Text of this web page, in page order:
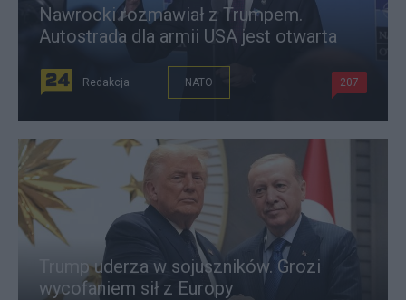
Nawrocki rozmawiał z Trumpem.
Autostrada dla armii USA jest otwarta
Redakcja NATO 207
Trump uderza w sojuszników. Grozi
wycofaniem sił z Europy